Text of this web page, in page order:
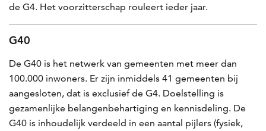
de G4. Het voorzitterschap rouleert ieder jaar.
G40
De G40 is het netwerk van gemeenten met meer dan
100.000 inwoners. Er zijn inmiddels 41 gemeenten bij
aangesloten, dat is exclusief de G4. Doelstelling is
gezamenlijke belangenbehartiging en kennisdeling. De
G40 is inhoudelijk verdeeld in een aantal pijlers (fysiek,